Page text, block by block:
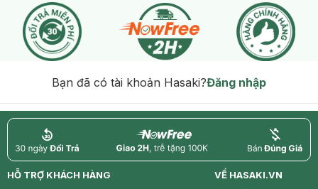
Bạn đã có tài khoản Hasaki?Đăng nhập
return nowfree price
HỖ TRỢ KHÁCH HÀNG
VỀ HASAKI.VN